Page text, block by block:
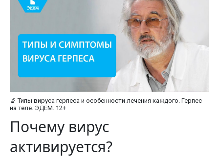
🔬 Типы вируса герпеса и особенности лечения каждого. Герпес
на теле. ЭДЕМ. 12+
Почему вирус
активируется?